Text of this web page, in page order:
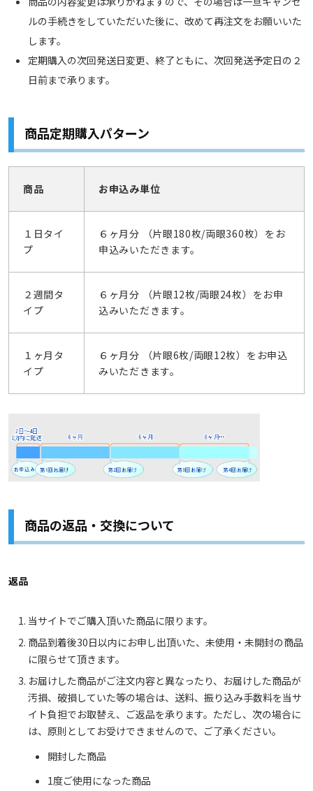
ルの手続きをしていただいた後に、改めて再注文をお願いいた
します。
定期購入の次回発送日変更、終了ともに、次回発送予定日の２
日前まで承ります。
商品定期購入パターン
商品 お申込み単位
１日タイ
プ
６ヶ月分 （片眼180枚/両眼360枚）をお
申込みいただきます。
２週間タ
イプ
６ヶ月分 （片眼12枚/両眼24枚）をお申
込みいただきます。
１ヶ月タ
イプ
６ヶ月分 （片眼6枚/両眼12枚）をお申込
みいただきます。
商品の返品・交換について
返品
当サイトでご購入頂いた商品に限ります。
商品到着後30日以内にお申し出頂いた、未使用・未開封の商品
に限らせて頂きます。
お届けした商品がご注文内容と異なったり、お届けした商品が
汚損、破損していた等の場合は、送料、振り込み手数料を当サ
イト負担でお取替え、ご返品を承ります。ただし、次の場合に
は、原則としてお受けできませんので、ご了承ください。
開封した商品
1度ご使用になった商品